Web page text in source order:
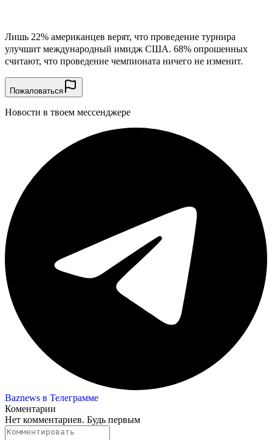
Лишь 22% американцев верят, что проведение турнира
улучшит международный имидж США. 68% опрошенных
считают, что проведение чемпионата ничего не изменит.
Пожаловаться
Новости в твоем мессенджере
Baznews в Телеграмме
Коментарии
Нет комментариев. Будь первым